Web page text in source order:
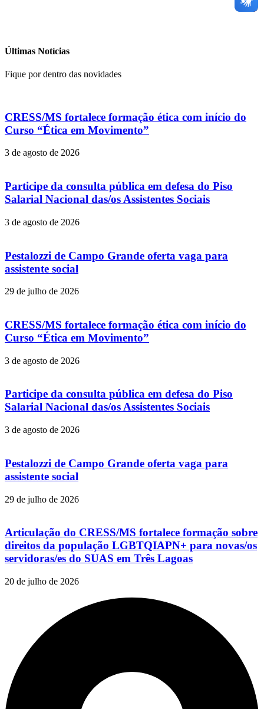
Últimas Notícias
Fique por dentro das novidades
CRESS/MS fortalece formação ética com início do
Curso “Ética em Movimento”
3 de agosto de 2026
Participe da consulta pública em defesa do Piso
Salarial Nacional das/os Assistentes Sociais
3 de agosto de 2026
Pestalozzi de Campo Grande oferta vaga para
assistente social
29 de julho de 2026
CRESS/MS fortalece formação ética com início do
Curso “Ética em Movimento”
3 de agosto de 2026
Participe da consulta pública em defesa do Piso
Salarial Nacional das/os Assistentes Sociais
3 de agosto de 2026
Pestalozzi de Campo Grande oferta vaga para
assistente social
29 de julho de 2026
Articulação do CRESS/MS fortalece formação sobre
direitos da população LGBTQIAPN+ para novas/os
servidoras/es do SUAS em Três Lagoas
20 de julho de 2026